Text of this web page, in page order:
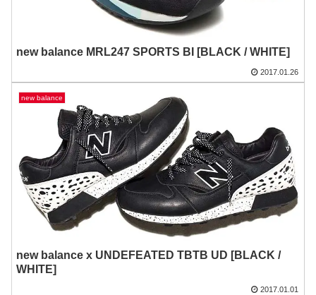
new balance MRL247 SPORTS BI [BLACK / WHITE]
2017.01.26
new balance
new balance x UNDEFEATED TBTB UD [BLACK /
WHITE]
2017.01.01